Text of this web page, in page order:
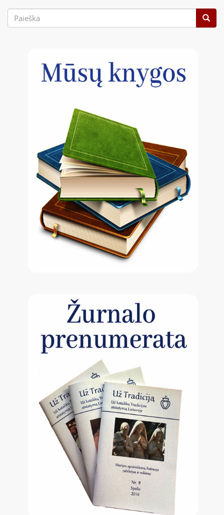
Paieškos